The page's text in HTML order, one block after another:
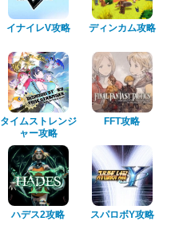
イナイレV攻略 ディンカム攻略
タイムストレンジ
ャー攻略
FFT攻略
ハデス2攻略 スパロボY攻略